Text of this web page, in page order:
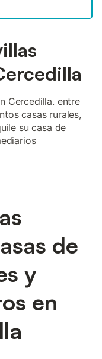
Cercedilla. entre
casas rurales,
su casa de
de
y
en